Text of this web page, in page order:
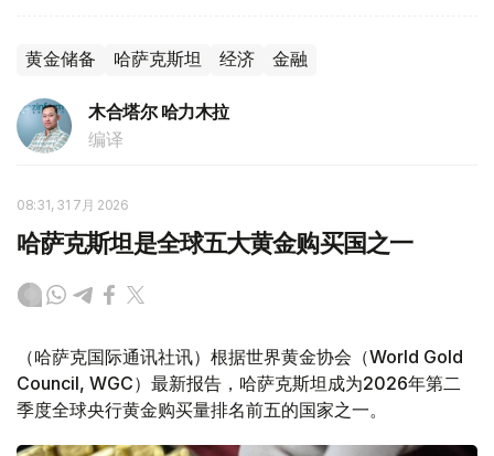
黄金储备 哈萨克斯坦 经济 金融
木合塔尔 哈力木拉
编译
08:31, 31 7月 2026
哈萨克斯坦是全球五大黄金购买国之一
（哈萨克国际通讯社讯）根据世界黄金协会（World Gold
Council, WGC）最新报告，哈萨克斯坦成为2026年第二
季度全球央行黄金购买量排名前五的国家之一。